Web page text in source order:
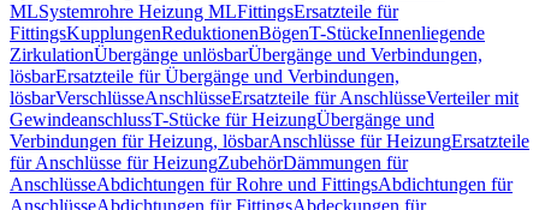
MLSystemrohre Heizung MLFittingsErsatzteile für
FittingsKupplungenReduktionenBögenT-StückeInnenliegende
ZirkulationÜbergänge unlösbarÜbergänge und Verbindungen,
lösbarErsatzteile für Übergänge und Verbindungen,
lösbarVerschlüsseAnschlüsseErsatzteile für AnschlüsseVerteiler mit
GewindeanschlussT-Stücke für HeizungÜbergänge und
Verbindungen für Heizung, lösbarAnschlüsse für HeizungErsatzteile
für Anschlüsse für HeizungZubehörDämmungen für
AnschlüsseAbdichtungen für Rohre und FittingsAbdichtungen für
AnschlüsseAbdichtungen für FittingsAbdeckungen für